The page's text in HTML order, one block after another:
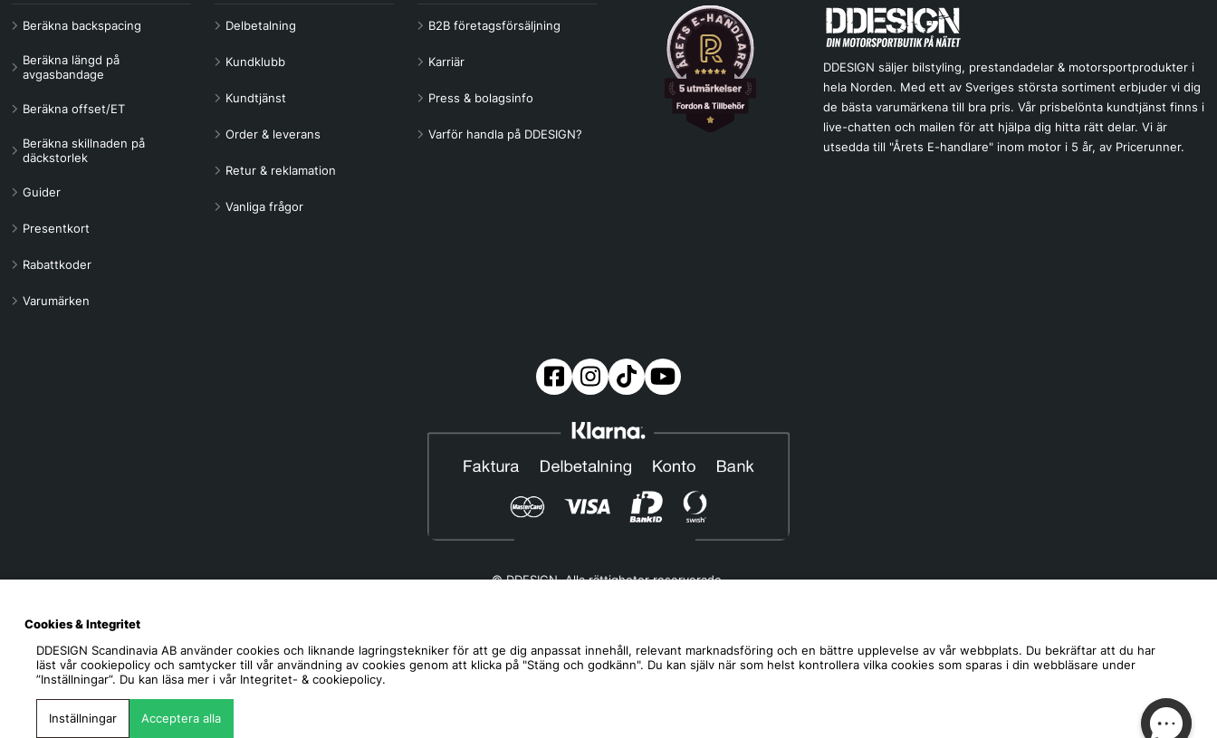
Beräkna backspacing
Beräkna längd på
avgasbandage
Beräkna offset/ET
Beräkna skillnaden på
däckstorlek
Guider
Presentkort
Rabattkoder
Varumärken
Delbetalning
Kundklubb
Kundtjänst
Order & leverans
Retur & reklamation
Vanliga frågor
B2B företagsförsäljning
Karriär
Press & bolagsinfo
Varför handla på DDESIGN?
DDESIGN säljer bilstyling, prestandadelar & motorsportprodukter i
hela Norden. Med ett av Sveriges största sortiment erbjuder vi dig
de bästa varumärkena till bra pris. Vår prisbelönta kundtjänst finns i
live-chatten och mailen för att hjälpa dig hitta rätt delar. Vi är
utsedda till "Årets E-handlare" inom motor i 5 år, av Pricerunner.
© DDESIGN. Alla rättigheter reserverade.
Helgfria vardagar 10:00-12:00
Cookies & Integritet
DDESIGN Scandinavia AB använder cookies och liknande lagringstekniker för att ge dig anpassat innehåll, relevant marknadsföring och en bättre upplevelse av vår webbplats. Du bekräftar att du har
läst vår cookiepolicy och samtycker till vår användning av cookies genom att klicka på "Stäng och godkänn". Du kan själv när som helst kontrollera vilka cookies som sparas i din webbläsare under
”Inställningar”. Du kan läsa mer i vår Integritet- & cookiepolicy.
Inställningar Acceptera alla